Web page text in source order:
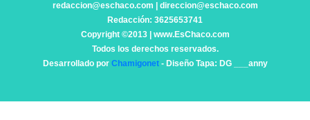
redaccion@eschaco.com | direccion@eschaco.com
Redacción: 3625653741
Copyright ©2013 | www.EsChaco.com
Todos los derechos reservados.
Desarrollado por Chamigonet- Diseño Tapa: DG ___anny